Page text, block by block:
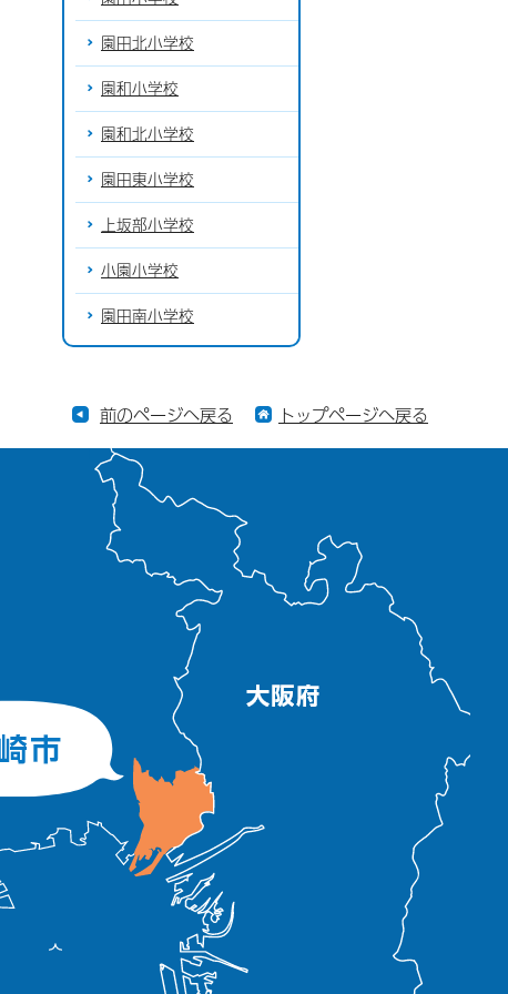
園田北小学校
園和小学校
園和北小学校
園田東小学校
上坂部小学校
小園小学校
園田南小学校
前のページへ戻る トップページへ戻る